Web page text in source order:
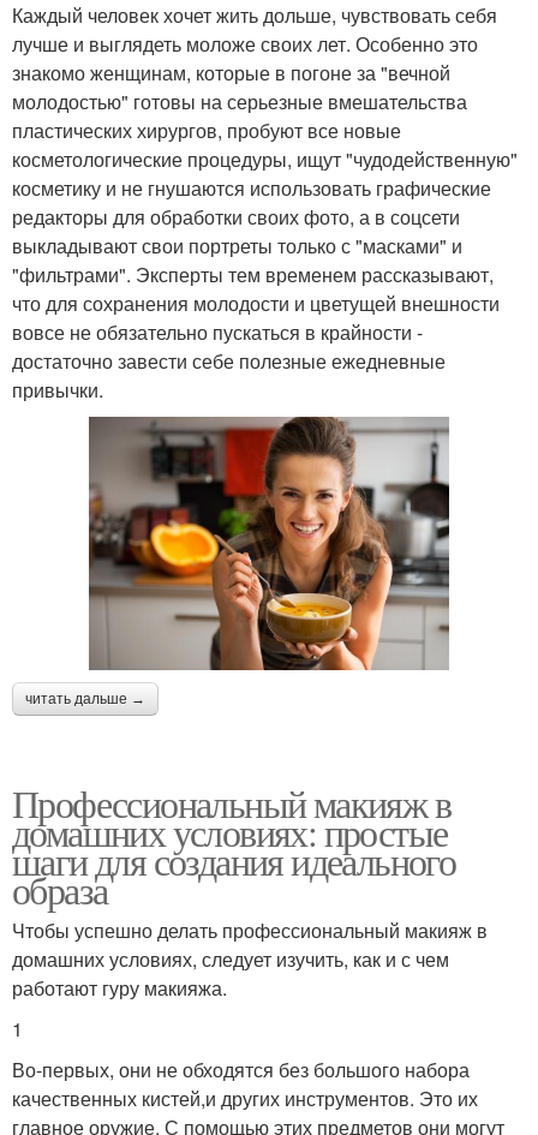
Каждый человек хочет жить дольше, чувствовать себя
лучше и выглядеть моложе своих лет. Особенно это
знакомо женщинам, которые в погоне за "вечной
молодостью" готовы на серьезные вмешательства
пластических хирургов, пробуют все новые
косметологические процедуры, ищут "чудодейственную"
косметику и не гнушаются использовать графические
редакторы для обработки своих фото, а в соцсети
выкладывают свои портреты только с "масками" и
"фильтрами". Эксперты тем временем рассказывают,
что для сохранения молодости и цветущей внешности
вовсе не обязательно пускаться в крайности -
достаточно завести себе полезные ежедневные
привычки.
читать дальше →
Профессиональный макияж в
домашних условиях: простые
шаги для создания идеального
образа
Чтобы успешно делать профессиональный макияж в
домашних условиях, следует изучить, как и с чем
работают гуру макияжа.
1
Во-первых, они не обходятся без большого набора
качественных кистей,и других инструментов. Это их
главное оружие. С помощью этих предметов они могут